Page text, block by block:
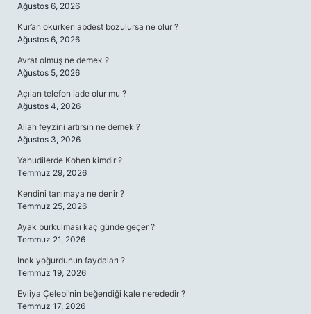
Ağustos 6, 2026
Kur’an okurken abdest bozulursa ne olur ?
Ağustos 6, 2026
Avrat olmuş ne demek ?
Ağustos 5, 2026
Açılan telefon iade olur mu ?
Ağustos 4, 2026
Allah feyzini artırsın ne demek ?
Ağustos 3, 2026
Yahudilerde Kohen kimdir ?
Temmuz 29, 2026
Kendini tanımaya ne denir ?
Temmuz 25, 2026
Ayak burkulması kaç günde geçer ?
Temmuz 21, 2026
İnek yoğurdunun faydaları ?
Temmuz 19, 2026
Evliya Çelebi’nin beğendiği kale nerededir ?
Temmuz 17, 2026